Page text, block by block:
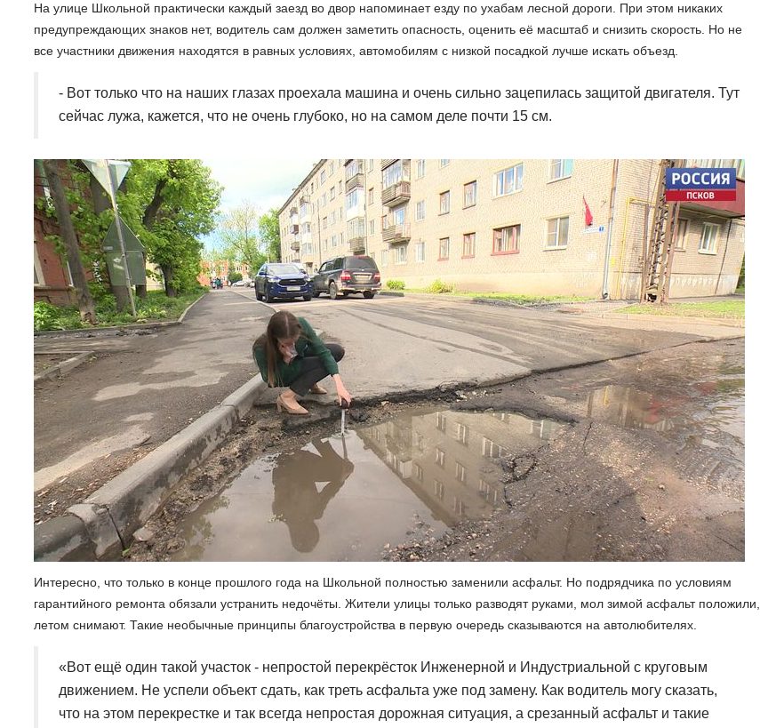
На улице Школьной практически каждый заезд во двор напоминает езду по ухабам лесной дороги. При этом никаких
предупреждающих знаков нет, водитель сам должен заметить опасность, оценить её масштаб и снизить скорость. Но не
все участники движения находятся в равных условиях, автомобилям с низкой посадкой лучше искать объезд.
- Вот только что на наших глазах проехала машина и очень сильно зацепилась защитой двигателя. Тут
сейчас лужа, кажется, что не очень глубоко, но на самом деле почти 15 см.
Интересно, что только в конце прошлого года на Школьной полностью заменили асфальт. Но подрядчика по условиям
гарантийного ремонта обязали устранить недочёты. Жители улицы только разводят руками, мол зимой асфальт положили,
летом снимают. Такие необычные принципы благоустройства в первую очередь сказываются на автолюбителях.
«Вот ещё один такой участок - непростой перекрёсток Инженерной и Индустриальной с круговым
движением. Не успели объект сдать, как треть асфальта уже под замену. Как водитель могу сказать,
что на этом перекрестке и так всегда непростая дорожная ситуация, а срезанный асфальт и такие